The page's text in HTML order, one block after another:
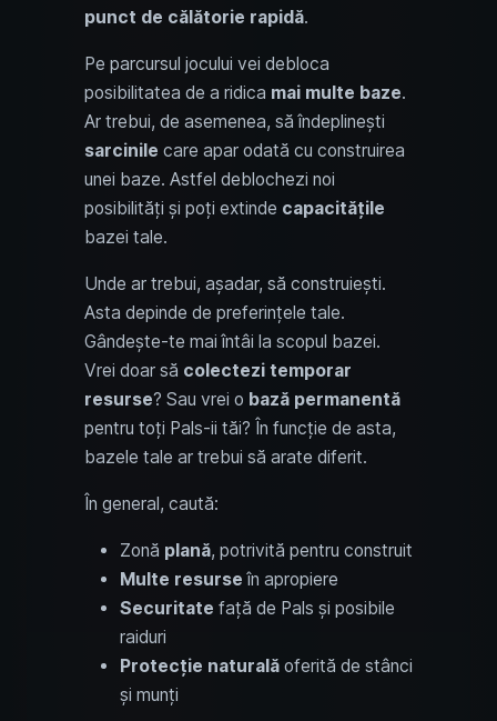
punct de călătorie rapidă.
Pe parcursul jocului vei debloca
posibilitatea de a ridica mai multe baze.
Ar trebui, de asemenea, să îndeplinești
sarcinile care apar odată cu construirea
unei baze. Astfel deblochezi noi
posibilități și poți extinde capacitățile
bazei tale.
Unde ar trebui, așadar, să construiești.
Asta depinde de preferințele tale.
Gândește-te mai întâi la scopul bazei.
Vrei doar să colectezi temporar
resurse? Sau vrei o bază permanentă
pentru toți Pals-ii tăi? În funcție de asta,
bazele tale ar trebui să arate diferit.
În general, caută:
Zonă plană, potrivită pentru construit
Multe resurse în apropiere
Securitate față de Pals și posibile
raiduri
Protecție naturală oferită de stânci
și munți